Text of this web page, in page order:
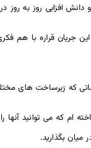
افزایی روز به روز
این جریان قراره با
که زیرساخت های
ام که می توانید آنها
میان بگذارید.